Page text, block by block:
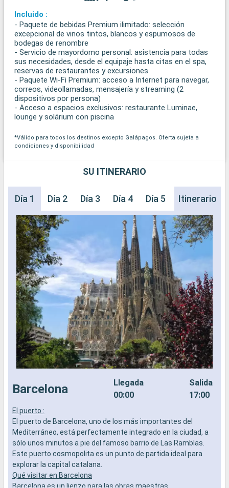
Incluido :
- Paquete de bebidas Premium ilimitado: selección
excepcional de vinos tintos, blancos y espumosos de
bodegas de renombre
- Servicio de mayordomo personal: asistencia para todas
sus necesidades, desde el equipaje hasta citas en el spa,
reservas de restaurantes y excursiones
- Paquete Wi-Fi Premium: acceso a Internet para navegar,
correos, videollamadas, mensajería y streaming (2
dispositivos por persona)
- Acceso a espacios exclusivos: restaurante Luminae,
lounge y solárium con piscina
*Válido para todos los destinos excepto Galápagos. Oferta sujeta a
condiciones y disponibilidad
SU ITINERARIO
Día 1 Día 2 Día 3 Día 4 Día 5 Día 6 Día
Itinerario
Barcelona
Llegada
00:00
Salida
17:00
El puerto :
El puerto de Barcelona, uno de los más importantes del
Mediterráneo, está perfectamente integrado en la ciudad, a
sólo unos minutos a pie del famoso barrio de Las Ramblas.
Este puerto cosmopolita es un punto de partida ideal para
explorar la capital catalana.
Qué visitar en Barcelona
Barcelona es un lienzo para las obras maestras